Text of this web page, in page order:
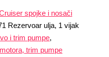
spojke i nosači
Rezervoar ulja, 1 vijak
i trim pumpe,
trim pumpe